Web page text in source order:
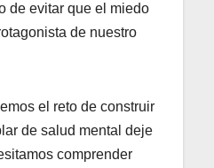
de evitar que el miedo
de nuestro
el reto de construir
de salud mental deje
comprender